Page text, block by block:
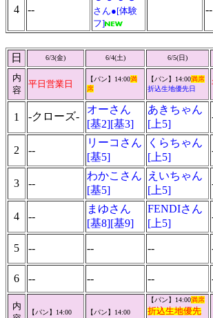
4 --
さん●[体験
フ]
--
日 6/3(金) 6/4(土) 6/5(日)
内
容
平日営業日 【パン】14:00満
席
【パン】14:00満席
折込生地優先日
1 -クローズ-
オーさん
[基2][基3]
あきちゃん
[上5]
2 --
リーコさん
[基5]
くらちゃん
[上5]
3 --
わかこさん
[基5]
えいちゃん
[上5]
4 --
まゆさん
[基8][基9]
FENDIさん
[上5]
5 -- -- --
6 -- -- --
内
【パン】14:00 【パン】14:00
【パン】14:00満席
折込生地優先